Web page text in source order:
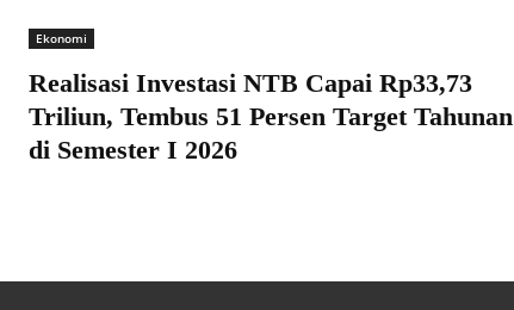
Ekonomi
Realisasi Investasi NTB Capai Rp33,73
Triliun, Tembus 51 Persen Target Tahunan
di Semester I 2026